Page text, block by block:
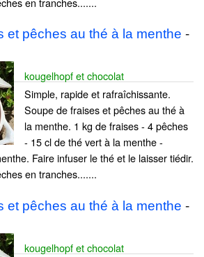
et pêches au thé à la menthe -
kougelhopf et chocolat
Simple, rapide et rafraîchissante.
Soupe de fraises et pêches au thé à
la menthe. 1 kg de fraises - 4 pêches
- 15 cl de thé vert à la menthe -
Faire infuser le thé et le laisser tiédir.
en tranches.......
et pêches au thé à la menthe -
kougelhopf et chocolat